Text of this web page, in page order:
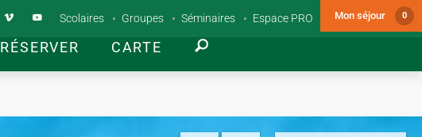
RÉSERVER CARTE
Scolaires Groupes Séminaires Espace PRO Mon séjour 0